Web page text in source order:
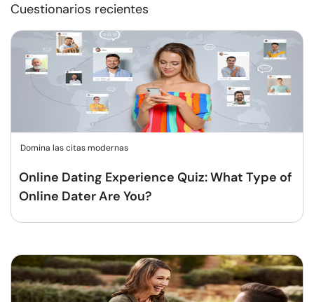
Cuestionarios recientes
Domina las citas modernas
Online Dating Experience Quiz: What Type of
Online Dater Are You?